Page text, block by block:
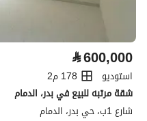
⃁600,000
استوديو
178 م2
شقة مرتبه للبيع في بدر، الدمام
شارع 1ب، حي بدر، الدمام